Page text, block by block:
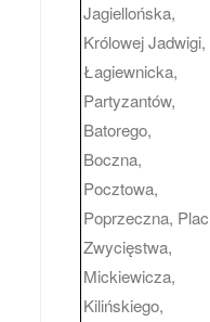
Jagiellońska,
Królowej Jadwigi,
Łagiewnicka,
Partyzantów,
Batorego,
Boczna,
Pocztowa,
Poprzeczna, Plac
Zwycięstwa,
Mickiewicza,
Kilińskiego,